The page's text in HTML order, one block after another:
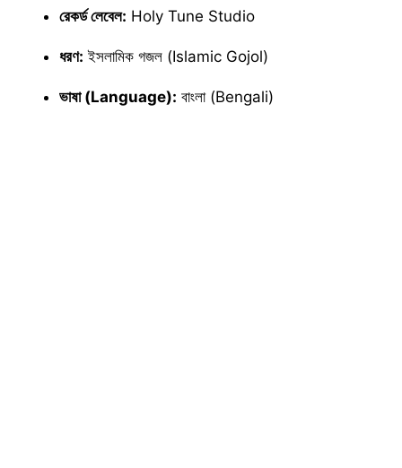
রেকর্ড লেবেল: Holy Tune Studio
ধরণ: ইসলামিক গজল (Islamic Gojol)
ভাষা (Language): বাংলা (Bengali)